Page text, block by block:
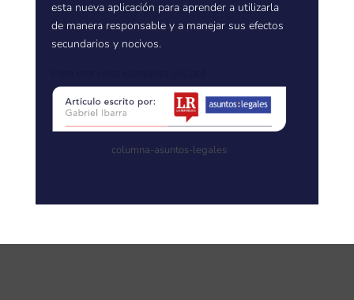
esta nueva aplicación para aprender a utilizarla
de manera responsable y a manejar sus efectos
secundarios y nocivos.
columna-asuntos-legales